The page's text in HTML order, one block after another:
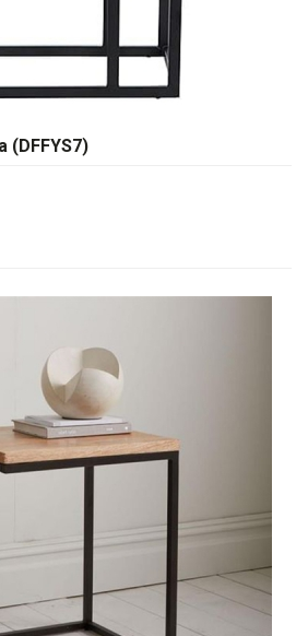
(DFFYS7)